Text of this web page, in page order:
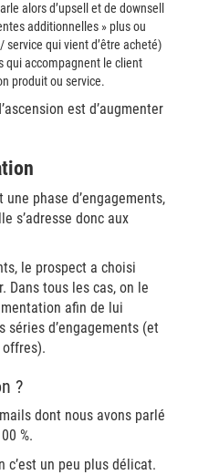
alors d’upsell et de downsell
additionnelles » plus ou
qui vient d’être acheté)
qui accompagnent le client
produit ou service.
est d’augmenter
phase d’engagements,
s’adresse donc aux
le prospect a choisi
Dans tous les cas, on le
afin de lui
séries d’engagements (et
offres).
?
dont nous avons parlé
%.
c’est un peu plus délicat.